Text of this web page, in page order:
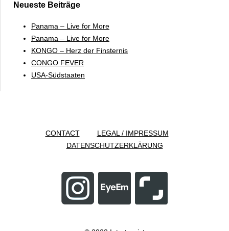
Neueste Beiträge
Panama – Live for More
Panama – Live for More
KONGO – Herz der Finsternis
CONGO FEVER
USA-Südstaaten
CONTACT
LEGAL / IMPRESSUM
DATENSCHUTZERKLÄRUNG